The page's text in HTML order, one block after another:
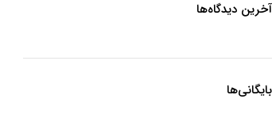
آخرین دیدگاه‌ها
بایگانی‌ها